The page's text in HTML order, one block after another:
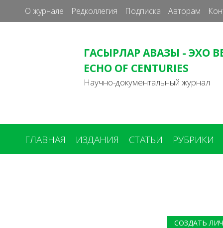
О журнале Редколлегия Подписка Авторам
ГАСЫРЛАР АВАЗЫ - ЭХО
ECHO OF CENTURIES
Научно-документальный журнал
ГЛАВНАЯ ИЗДАНИЯ СТАТЬИ РУБРИКИ
СОЗДАТЬ